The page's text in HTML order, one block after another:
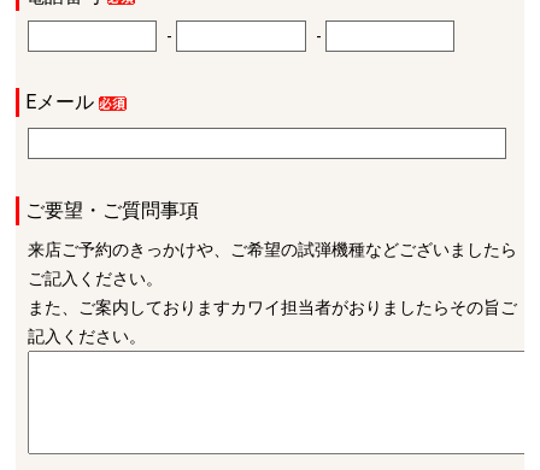
- -
Eメール
ご要望・ご質問事項
来店ご予約のきっかけや、ご希望の試弾機種などございましたら
ご記入ください。
また、ご案内しておりますカワイ担当者がおりましたらその旨ご
記入ください。